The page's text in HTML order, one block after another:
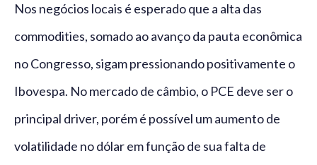
Nos negócios locais é esperado que a alta das
commodities, somado ao avanço da pauta econômica
no Congresso, sigam pressionando positivamente o
Ibovespa. No mercado de câmbio, o PCE deve ser o
principal driver, porém é possível um aumento de
volatilidade no dólar em função de sua falta de